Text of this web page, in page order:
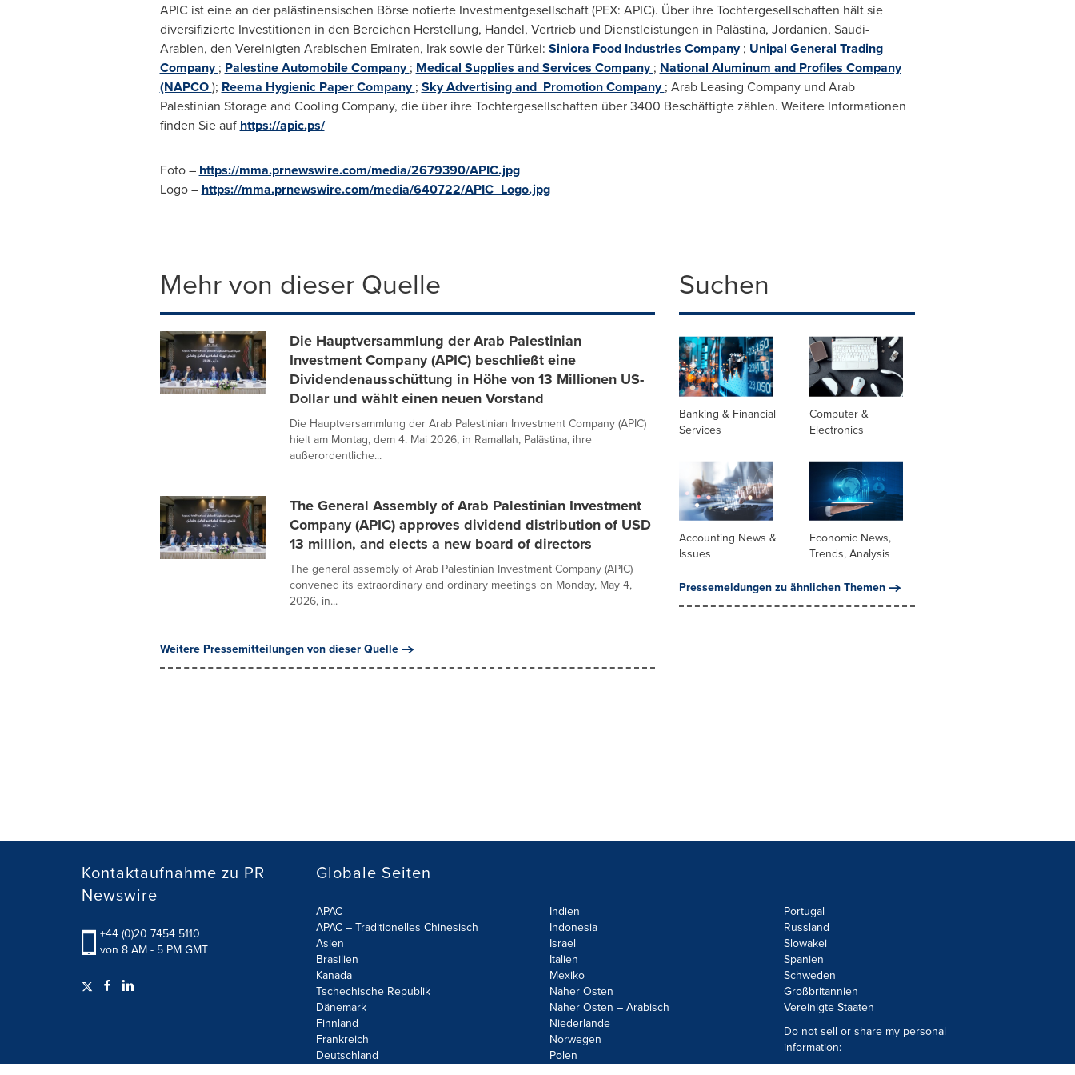
APIC ist eine an der palästinensischen Börse notierte Investmentgesellschaft (PEX: APIC). Über ihre Tochtergesellschaften hält sie
diversifizierte Investitionen in den Bereichen Herstellung, Handel, Vertrieb und Dienstleistungen in Palästina, Jordanien, Saudi-
Arabien, den Vereinigten Arabischen Emiraten, Irak sowie der Türkei: Siniora Food Industries Company; Unipal General Trading
Company; Palestine Automobile Company; Medical Supplies and Services Company; National Aluminum and Profiles Company
(NAPCO); Reema Hygienic Paper Company; Sky Advertising and Promotion Company; Arab Leasing Company und Arab
Palestinian Storage and Cooling Company, die über ihre Tochtergesellschaften über 3400 Beschäftigte zählen. Weitere Informationen
finden Sie auf https://apic.ps/
Foto – https://mma.prnewswire.com/media/2679390/APIC.jpg
Logo – https://mma.prnewswire.com/media/640722/APIC_Logo.jpg
Mehr von dieser Quelle
Die Hauptversammlung der Arab Palestinian
Investment Company (APIC) beschließt eine
Dividendenausschüttung in Höhe von 13 Millionen US-
Dollar und wählt einen neuen Vorstand
Die Hauptversammlung der Arab Palestinian Investment Company (APIC)
hielt am Montag, dem 4. Mai 2026, in Ramallah, Palästina, ihre
außerordentliche...
The General Assembly of Arab Palestinian Investment
Company (APIC) approves dividend distribution of USD
13 million, and elects a new board of directors
The general assembly of Arab Palestinian Investment Company (APIC)
convened its extraordinary and ordinary meetings on Monday, May 4,
2026, in...
Weitere Pressemitteilungen von dieser Quelle
Suchen
Banking & Financial
Services
Computer &
Electronics
Accounting News &
Issues
Economic News,
Trends, Analysis
Pressemeldungen zu ähnlichen Themen
Kontaktaufnahme zu PR
Newswire
+44 (0)20 7454 5110
von 8 AM - 5 PM GMT
Globale Seiten
APAC
APAC – Traditionelles Chinesisch
Asien
Brasilien
Kanada
Tschechische Republik
Dänemark
Finnland
Frankreich
Deutschland
Indien
Indonesia
Israel
Italien
Mexiko
Naher Osten
Naher Osten – Arabisch
Niederlande
Norwegen
Polen
Portugal
Russland
Slowakei
Spanien
Schweden
Großbritannien
Vereinigte Staaten
Do not sell or share my personal
information: